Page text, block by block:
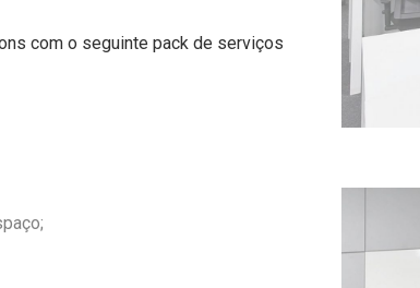
com o seguinte pack de serviços